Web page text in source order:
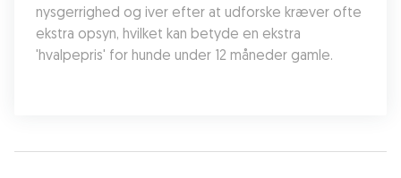
nysgerrighed og iver efter at udforske kræver ofte
ekstra opsyn, hvilket kan betyde en ekstra
'hvalpepris' for hunde under 12 måneder gamle.